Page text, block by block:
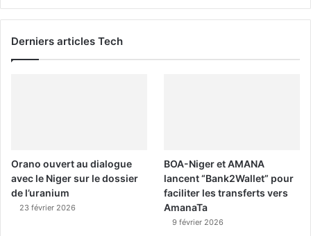
Derniers articles Tech
Orano ouvert au dialogue
avec le Niger sur le dossier
de l’uranium
23 février 2026
BOA-Niger et AMANA
lancent “Bank2Wallet” pour
faciliter les transferts vers
AmanaTa
9 février 2026